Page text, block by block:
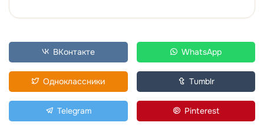
ВКонтакте WhatsApp
Одноклассники Tumblr
Telegram Pinterest